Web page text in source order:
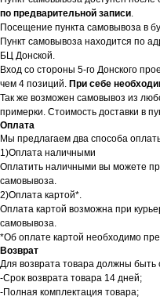
по предварительной записи.
Посещение пункта самовывоза в
Пункт самовывоза находится по
БЦ Донской.
Вход со стороны 5-го Донского
чем 4 позиций. При себе
Так же возможен самовывоз из
примерки. Стоимость доставки в
Оплата
Мы предлагаем два способа
1)Оплата наличными
Оплатить наличными вы можете
самовывоза.
2)Оплата картой*.
Оплата картой возможна при
самовывоза.
*Об оплате картой необходимо
Возврат
Для возврата товара должны
-Срок возврата товара 14 дней;
-Полная комплектация товара;